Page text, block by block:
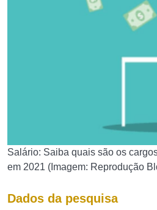
Salário: Saiba quais são os
em 2021 (Imagem: Reprodução
Dados da pesquisa